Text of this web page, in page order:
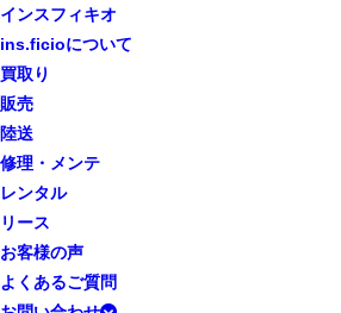
インスフィキオ
ins.ficioについて
買取り
販売
陸送
修理・メンテ
レンタル
リース
お客様の声
よくあるご質問